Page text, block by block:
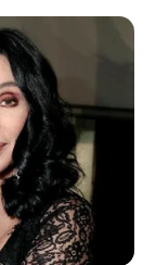
Umgebung
km